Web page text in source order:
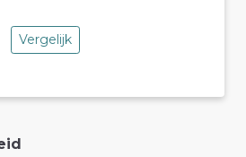
Vergelijk